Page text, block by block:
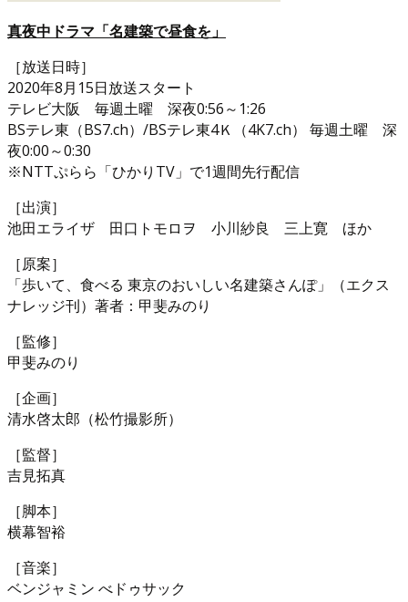
真夜中ドラマ「名建築で昼食を」
［放送日時］
2020年8月15日放送スタート
テレビ大阪 毎週土曜 深夜0:56～1:26
BSテレ東（BS7.ch）/BSテレ東4Ｋ（4K7.ch） 毎週土曜 深
夜0:00～0:30
※NTTぷらら「ひかりTV」で1週間先行配信
［出演］
池田エライザ 田口トモロヲ 小川紗良 三上寛 ほか
［原案］
「歩いて、食べる 東京のおいしい名建築さんぽ」（エクス
ナレッジ刊）著者：甲斐みのり
［監修］
甲斐みのり
［企画］
清水啓太郎（松竹撮影所）
［監督］
吉見拓真
［脚本］
横幕智裕
［音楽］
ベンジャミン べドゥサック